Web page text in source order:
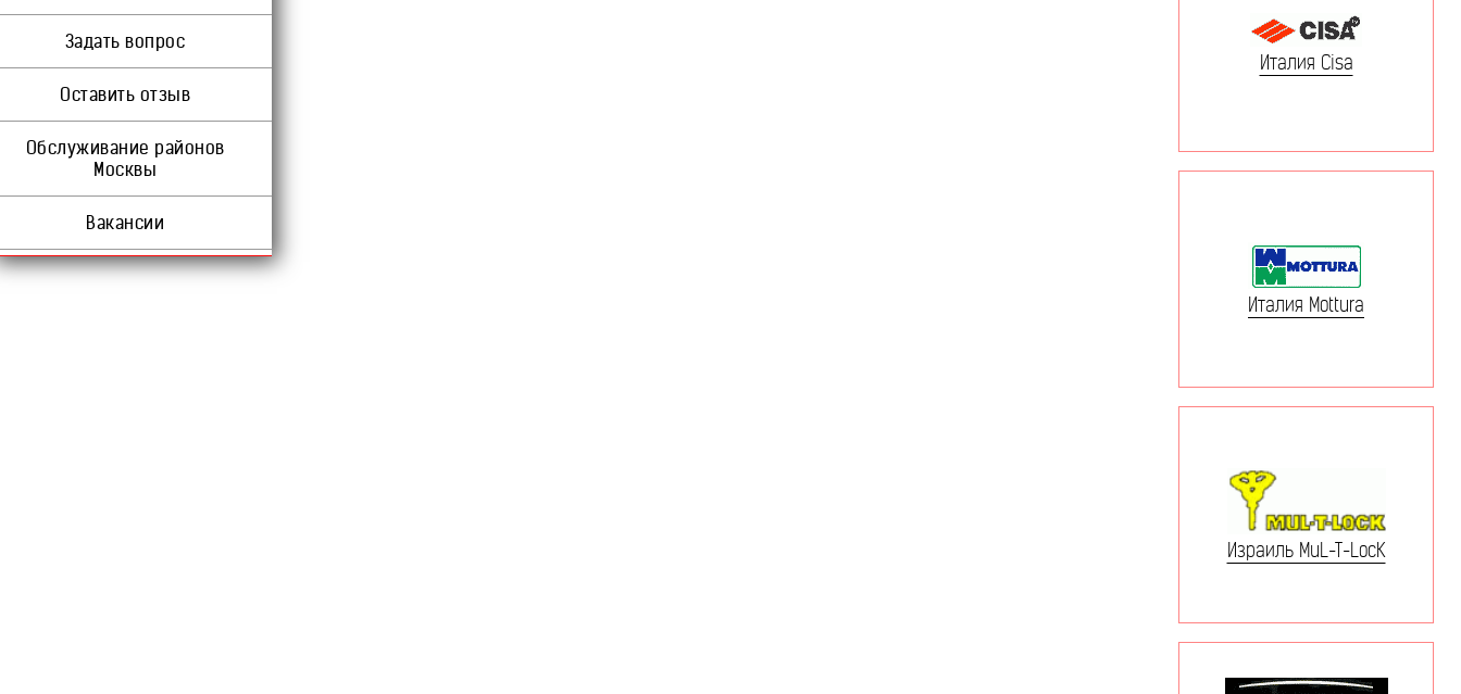
Задать вопрос
Оставить отзыв
Обслуживание районов
Москвы
Вакансии
Италия Cisa
Италия Mottura
Израиль MuL-T-LocK